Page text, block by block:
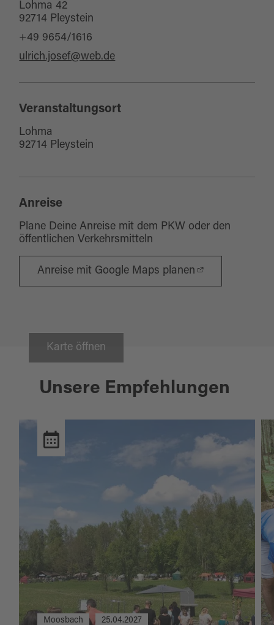
Lohma 42
92714 Pleystein
+49 9654/1616
ulrich.josef@web.de
Veranstaltungsort
Lohma
92714 Pleystein
Anreise
Plane Deine Anreise mit dem PKW oder den
öffentlichen Verkehrsmitteln
Anreise mit Google Maps planen
Karte öffnen
Unsere Empfehlungen
Moosbach 25.04.2027